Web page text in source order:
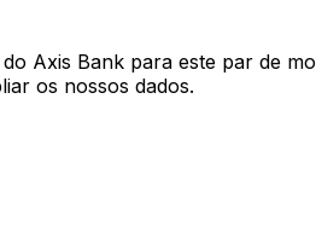
Axis Bank para este par de
os nossos dados.